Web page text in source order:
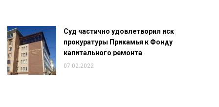
Суд частично удовлетворил иск
прокуратуры Прикамья к Фонду
капитального ремонта
07.02.2022